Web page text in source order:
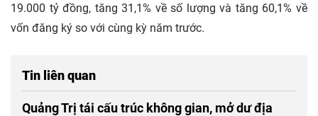
19.000 tỷ đồng, tăng 31,1% về số lượng và tăng 60,1% về
vốn đăng ký so với cùng kỳ năm trước.
Tin liên quan
Quảng Trị tái cấu trúc không gian, mở dư địa